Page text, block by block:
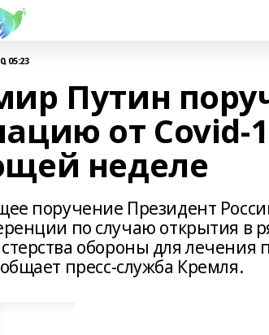
05:23
Путин
от Covid-
неделе
поручение Президент
по случаю открытия в
обороны для лечения
пресс-служба Кремля.